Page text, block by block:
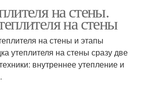
на стены.
на стены
на стены и этапы
утеплителя на стены сразу две
внутреннее утепление и